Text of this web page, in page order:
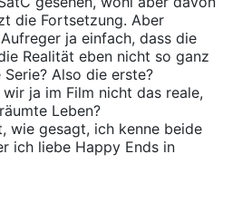
die Fortsetzung. Aber
ja einfach, dass die
Realität eben nicht so ganz
Also die erste?
ja im Film nicht das reale,
Leben?
wie gesagt, ich kenne beide
ich liebe Happy Ends in